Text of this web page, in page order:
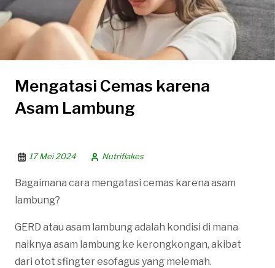
Mengatasi Cemas karena
Asam Lambung
17 Mei 2024 Nutriflakes
Bagaimana cara mengatasi cemas karena asam
lambung?
GERD atau asam lambung adalah kondisi di mana
naiknya asam lambung ke kerongkongan, akibat
dari otot sfingter esofagus yang melemah.